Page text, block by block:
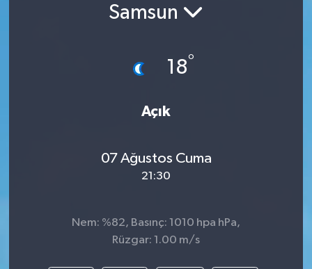
Samsun
18°
Açık
07 Ağustos Cuma
21:30
Nem: %82, Basınç: 1010 hpa hPa,
Rüzgar: 1.00 m/s